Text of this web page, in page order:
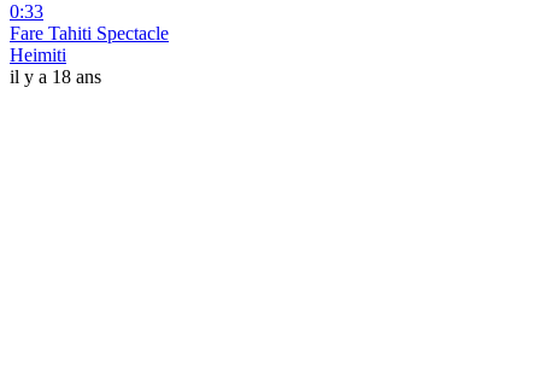
0:33
Fare Tahiti Spectacle
Heimiti
il y a 18 ans